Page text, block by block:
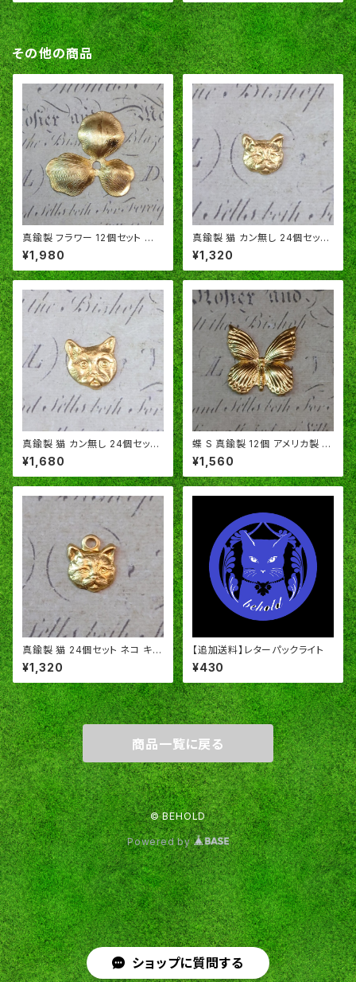
ショップに質問する
その他の商品
真鍮製 フラワー 12個セット 花
カツラ キャップ アメリカ製 スタ
ンピング SA468
¥1,980
真鍮製 猫 カン無し 24個セット
ネコ キャット アメリカ製 パーツ
スタンピング ヴィンテージ風 R
U
¥1,320
真鍮製 猫 カン無し 24個セット
ネコ キャット アメリカ製 パーツ
スタンピング ヴィンテージ風 R
U
¥1,680
蝶 S 真鍮製 12個 アメリカ製 パ
ーツ スタンピング ヴィンテージ
風 SA408
¥1,560
真鍮製 猫 24個セット ネコ キャ
ット アメリカ製 パーツ スタンピ
¥1,320
【追加送料】レターパックライト
¥430
商品一覧に戻る
© BEHOLD
Powered by